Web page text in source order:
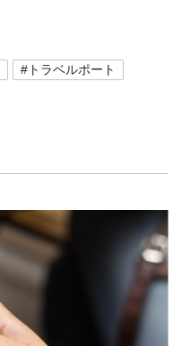
#トラベルポート